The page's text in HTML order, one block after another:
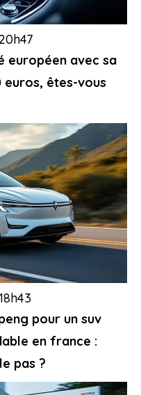
européen avec sa
euros, êtes-vous
pour un suv
en france :
pas ?